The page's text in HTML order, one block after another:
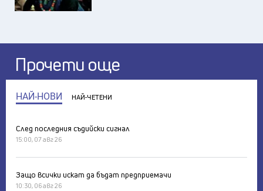
Прочети още
НАЙ-НОВИ НАЙ-ЧЕТЕНИ
След последния съдийски сигнал
15:00, 07 авг 26
Защо всички искат да бъдат предприемачи
10:30, 06 авг 26